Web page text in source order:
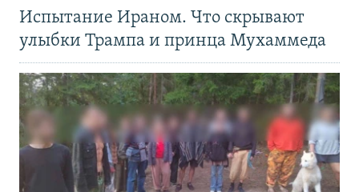
Испытание Ираном. Что скрывают
улыбки Трампа и принца Мухаммеда